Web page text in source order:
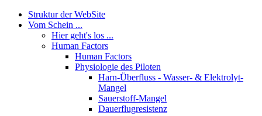
Struktur der WebSite
Vom Schein ...
Hier geht's los ...
Human Factors
Human Factors
Physiologie des Piloten
Harn-Überfluss - Wasser- & Elektrolyt-
Mangel
Sauerstoff-Mangel
Dauerflugresistenz